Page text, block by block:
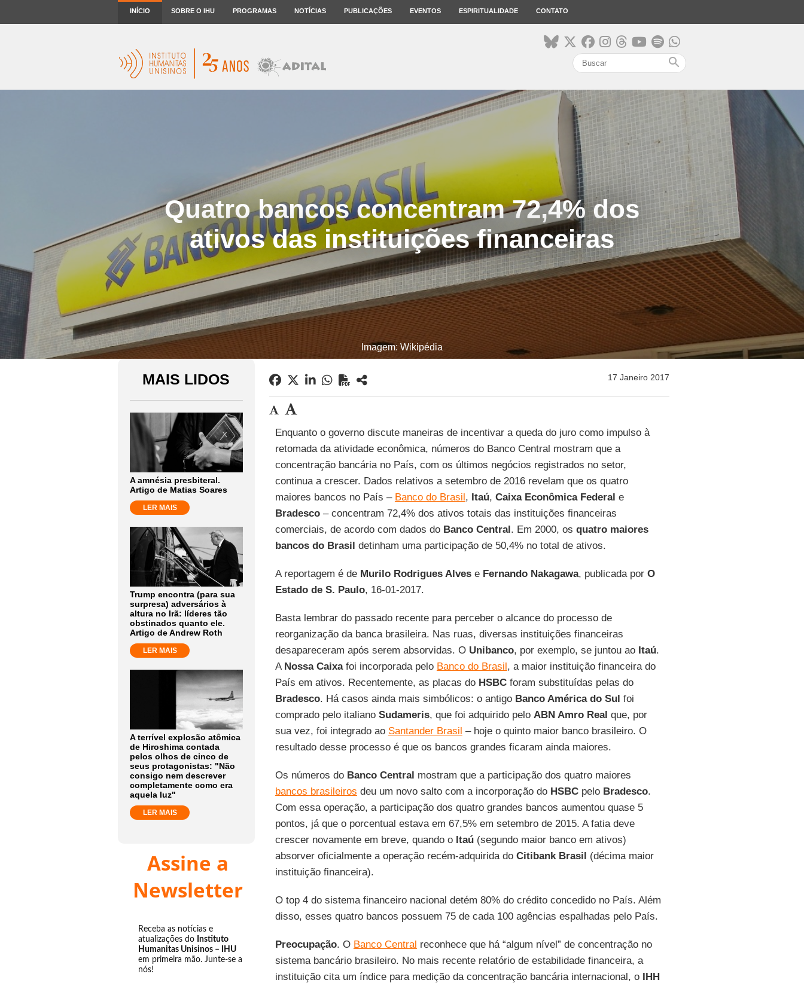
INÍCIO SOBRE O IHU PROGRAMAS NOTÍCIAS PUBLICAÇÕES EVENTOS ESPIRITUALIDADE CONTATO
search
Quatro bancos concentram 72,4% dos
ativos das instituições financeiras
Imagem: Wikipédia
MAIS LIDOS
A amnésia presbiteral.
Artigo de Matias Soares
LER MAIS
Trump encontra (para sua
surpresa) adversários à
altura no Irã: líderes tão
obstinados quanto ele.
Artigo de Andrew Roth
LER MAIS
A terrível explosão atômica
de Hiroshima contada
pelos olhos de cinco de
seus protagonistas: "Não
consigo nem descrever
completamente como era
aquela luz"
LER MAIS
Assine a
Newsletter
Receba as notícias e
atualizações do Instituto
Humanitas Unisinos – IHU
em primeira mão. Junte-se a
nós!
17 Janeiro 2017
Enquanto o governo discute maneiras de incentivar a queda do juro como impulso à
retomada da atividade econômica, números do Banco Central mostram que a
concentração bancária no País, com os últimos negócios registrados no setor,
continua a crescer. Dados relativos a setembro de 2016 revelam que os quatro
maiores bancos no País – Banco do Brasil, Itaú, Caixa Econômica Federal e
Bradesco– concentram 72,4% dos ativos totais das instituições financeiras
comerciais, de acordo com dados do Banco Central. Em 2000, os quatro maiores
bancos do Brasil detinham uma participação de 50,4% no total de ativos.
A reportagem é de Murilo Rodrigues Alvese Fernando Nakagawa, publicada por O
Estado de S. Paulo, 16-01-2017.
Basta lembrar do passado recente para perceber o alcance do processo de
reorganização da banca brasileira. Nas ruas, diversas instituições financeiras
desapareceram após serem absorvidas. O Unibanco, por exemplo, se juntou ao Itaú.
A Nossa Caixafoi incorporada pelo Banco do Brasil, a maior instituição financeira do
País em ativos. Recentemente, as placas do HSBCforam substituídas pelas do
Bradesco. Há casos ainda mais simbólicos: o antigo Banco América do Sul foi
comprado pelo italiano Sudameris, que foi adquirido pelo ABN Amro Real que, por
sua vez, foi integrado ao Santander Brasil – hoje o quinto maior banco brasileiro. O
resultado desse processo é que os bancos grandes ficaram ainda maiores.
Os números do Banco Central mostram que a participação dos quatro maiores
bancos brasileiros deu um novo salto com a incorporação do HSBCpelo Bradesco.
Com essa operação, a participação dos quatro grandes bancos aumentou quase 5
pontos, já que o porcentual estava em 67,5% em setembro de 2015. A fatia deve
crescer novamente em breve, quando o Itaú(segundo maior banco em ativos)
absorver oficialmente a operação recém-adquirida do Citibank Brasil (décima maior
instituição financeira).
O top 4 do sistema financeiro nacional detém 80% do crédito concedido no País. Além
disso, esses quatro bancos possuem 75 de cada 100 agências espalhadas pelo País.
Preocupação. O Banco Central reconhece que há “algum nível” de concentração no
sistema bancário brasileiro. No mais recente relatório de estabilidade financeira, a
instituição cita um índice para medição da concentração bancária internacional, o IHH